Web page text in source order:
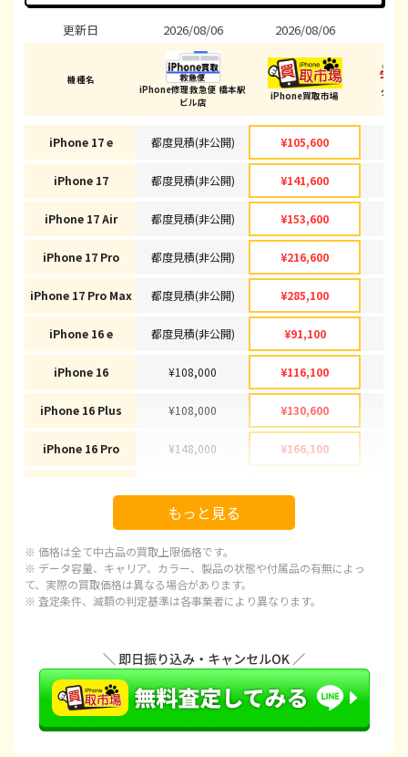
更新日
機種名
iPhone 17 e
iPhone 17
iPhone 17 Air
iPhone 17 Pro
iPhone 17 Pro Max
iPhone 16 e
iPhone 16
iPhone 16 Plus
iPhone 16 Pro
iPhone 15 Plus
iPhone 15 Pro
iPhone 14 Plus
iPhone 14
2026/08/06
iPhone修理救急便 橋本駅
ビル店
都度見積(非公開)
都度見積(非公開)
都度見積(非公開)
都度見積(非公開)
都度見積(非公開)
都度見積(非公開)
¥108,000
¥108,000
¥148,000
¥78,000
¥78,000
¥98,000
¥65,000
2026/08/06
iPhone買取市場
¥105,600
¥141,600
¥153,600
¥216,600
¥285,100
¥91,100
¥116,100
¥130,600
¥166,100
¥92,100
¥97,100
¥120,100
¥66,600
ダイ
もっと見る
※ 価格は全て中古品の買取上限価格です。
※ データ容量、キャリア、カラー、製品の状態や付属品の有無によっ
て、実際の買取価格は異なる場合があります。
※ 査定条件、減額の判定基準は各事業者により異なります。